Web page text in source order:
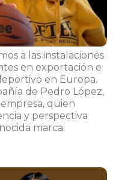
a las instalaciones
en exportación e
en Europa.
de Pedro López,
quien
y perspectiva
marca.